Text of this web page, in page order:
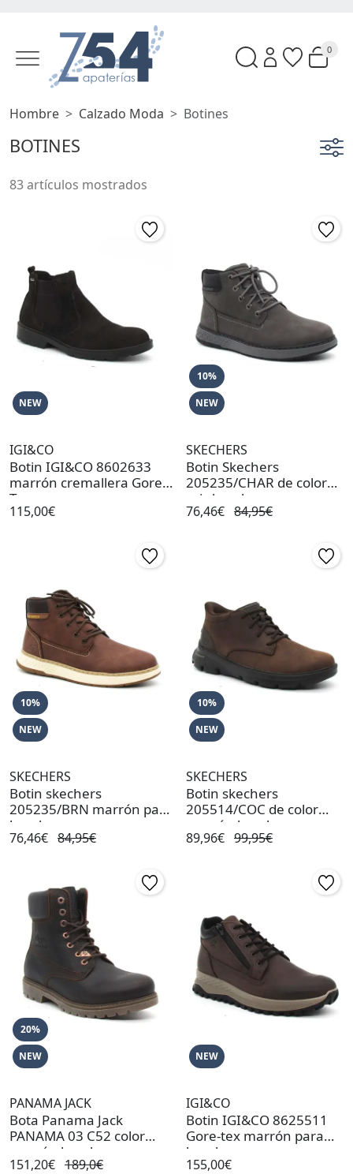
0
Hombre Calzado Moda Botines
BOTINES
83 artículos mostrados
NEW
IGI&CO
Botin IGI&CO 8602633
marrón cremallera Gore-
Tex
115,00€
10%
NEW
SKECHERS
Botin Skechers
205235/CHAR de color
gris hombre
76,46€ 84,95€
10%
NEW
SKECHERS
Botin skechers
205235/BRN marrón para
hombre
76,46€ 84,95€
10%
NEW
SKECHERS
Botin skechers
205514/COC de color
marrón hombre
89,96€ 99,95€
20%
NEW
PANAMA JACK
Bota Panama Jack
PANAMA 03 C52 color
marrón hombre
151,20€ 189,0€
NEW
IGI&CO
Botin IGI&CO 8625511
Gore-tex marrón para
hombre
155,00€